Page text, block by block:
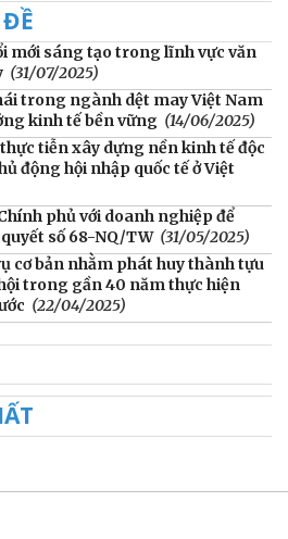
mới sáng tạo trong lĩnh vực văn
(31/07/2025)
trong ngành dệt may Việt Nam
kinh tế bền vững (14/06/2025)
tiễn xây dựng nền kinh tế độc
động hội nhập quốc tế ở Việt
phủ với doanh nghiệp để
số 68-NQ/TW (31/05/2025)
cơ bản nhằm phát huy thành tựu
trong gần 40 năm thực hiện
(22/04/2025)